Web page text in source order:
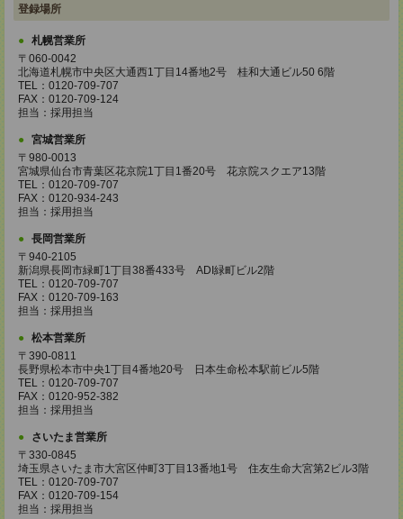
登録場所
札幌営業所
〒060-0042
北海道札幌市中央区大通西1丁目14番地2号 桂和大通ビル50 6階
TEL：0120-709-707
FAX：0120-709-124
担当：採用担当
宮城営業所
〒980-0013
宮城県仙台市青葉区花京院1丁目1番20号 花京院スクエア13階
TEL：0120-709-707
FAX：0120-934-243
担当：採用担当
長岡営業所
〒940-2105
新潟県長岡市緑町1丁目38番433号 ADI緑町ビル2階
TEL：0120-709-707
FAX：0120-709-163
担当：採用担当
松本営業所
〒390-0811
長野県松本市中央1丁目4番地20号 日本生命松本駅前ビル5階
TEL：0120-709-707
FAX：0120-952-382
担当：採用担当
さいたま営業所
〒330-0845
埼玉県さいたま市大宮区仲町3丁目13番地1号 住友生命大宮第2ビル3階
TEL：0120-709-707
FAX：0120-709-154
担当：採用担当